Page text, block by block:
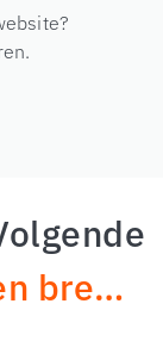
Laarzen brede schacht: de perfecte combinatie van stijl en comfort